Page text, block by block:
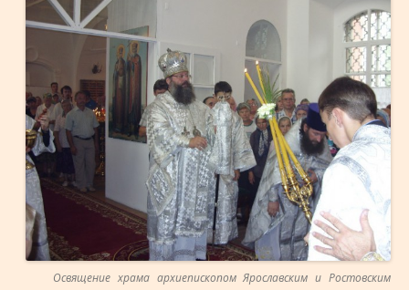
Освящение храма архиепископом Ярославским и Ростовским